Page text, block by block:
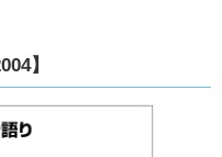
】